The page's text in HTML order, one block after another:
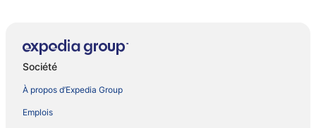
Société
À propos d’Expedia Group
Emplois